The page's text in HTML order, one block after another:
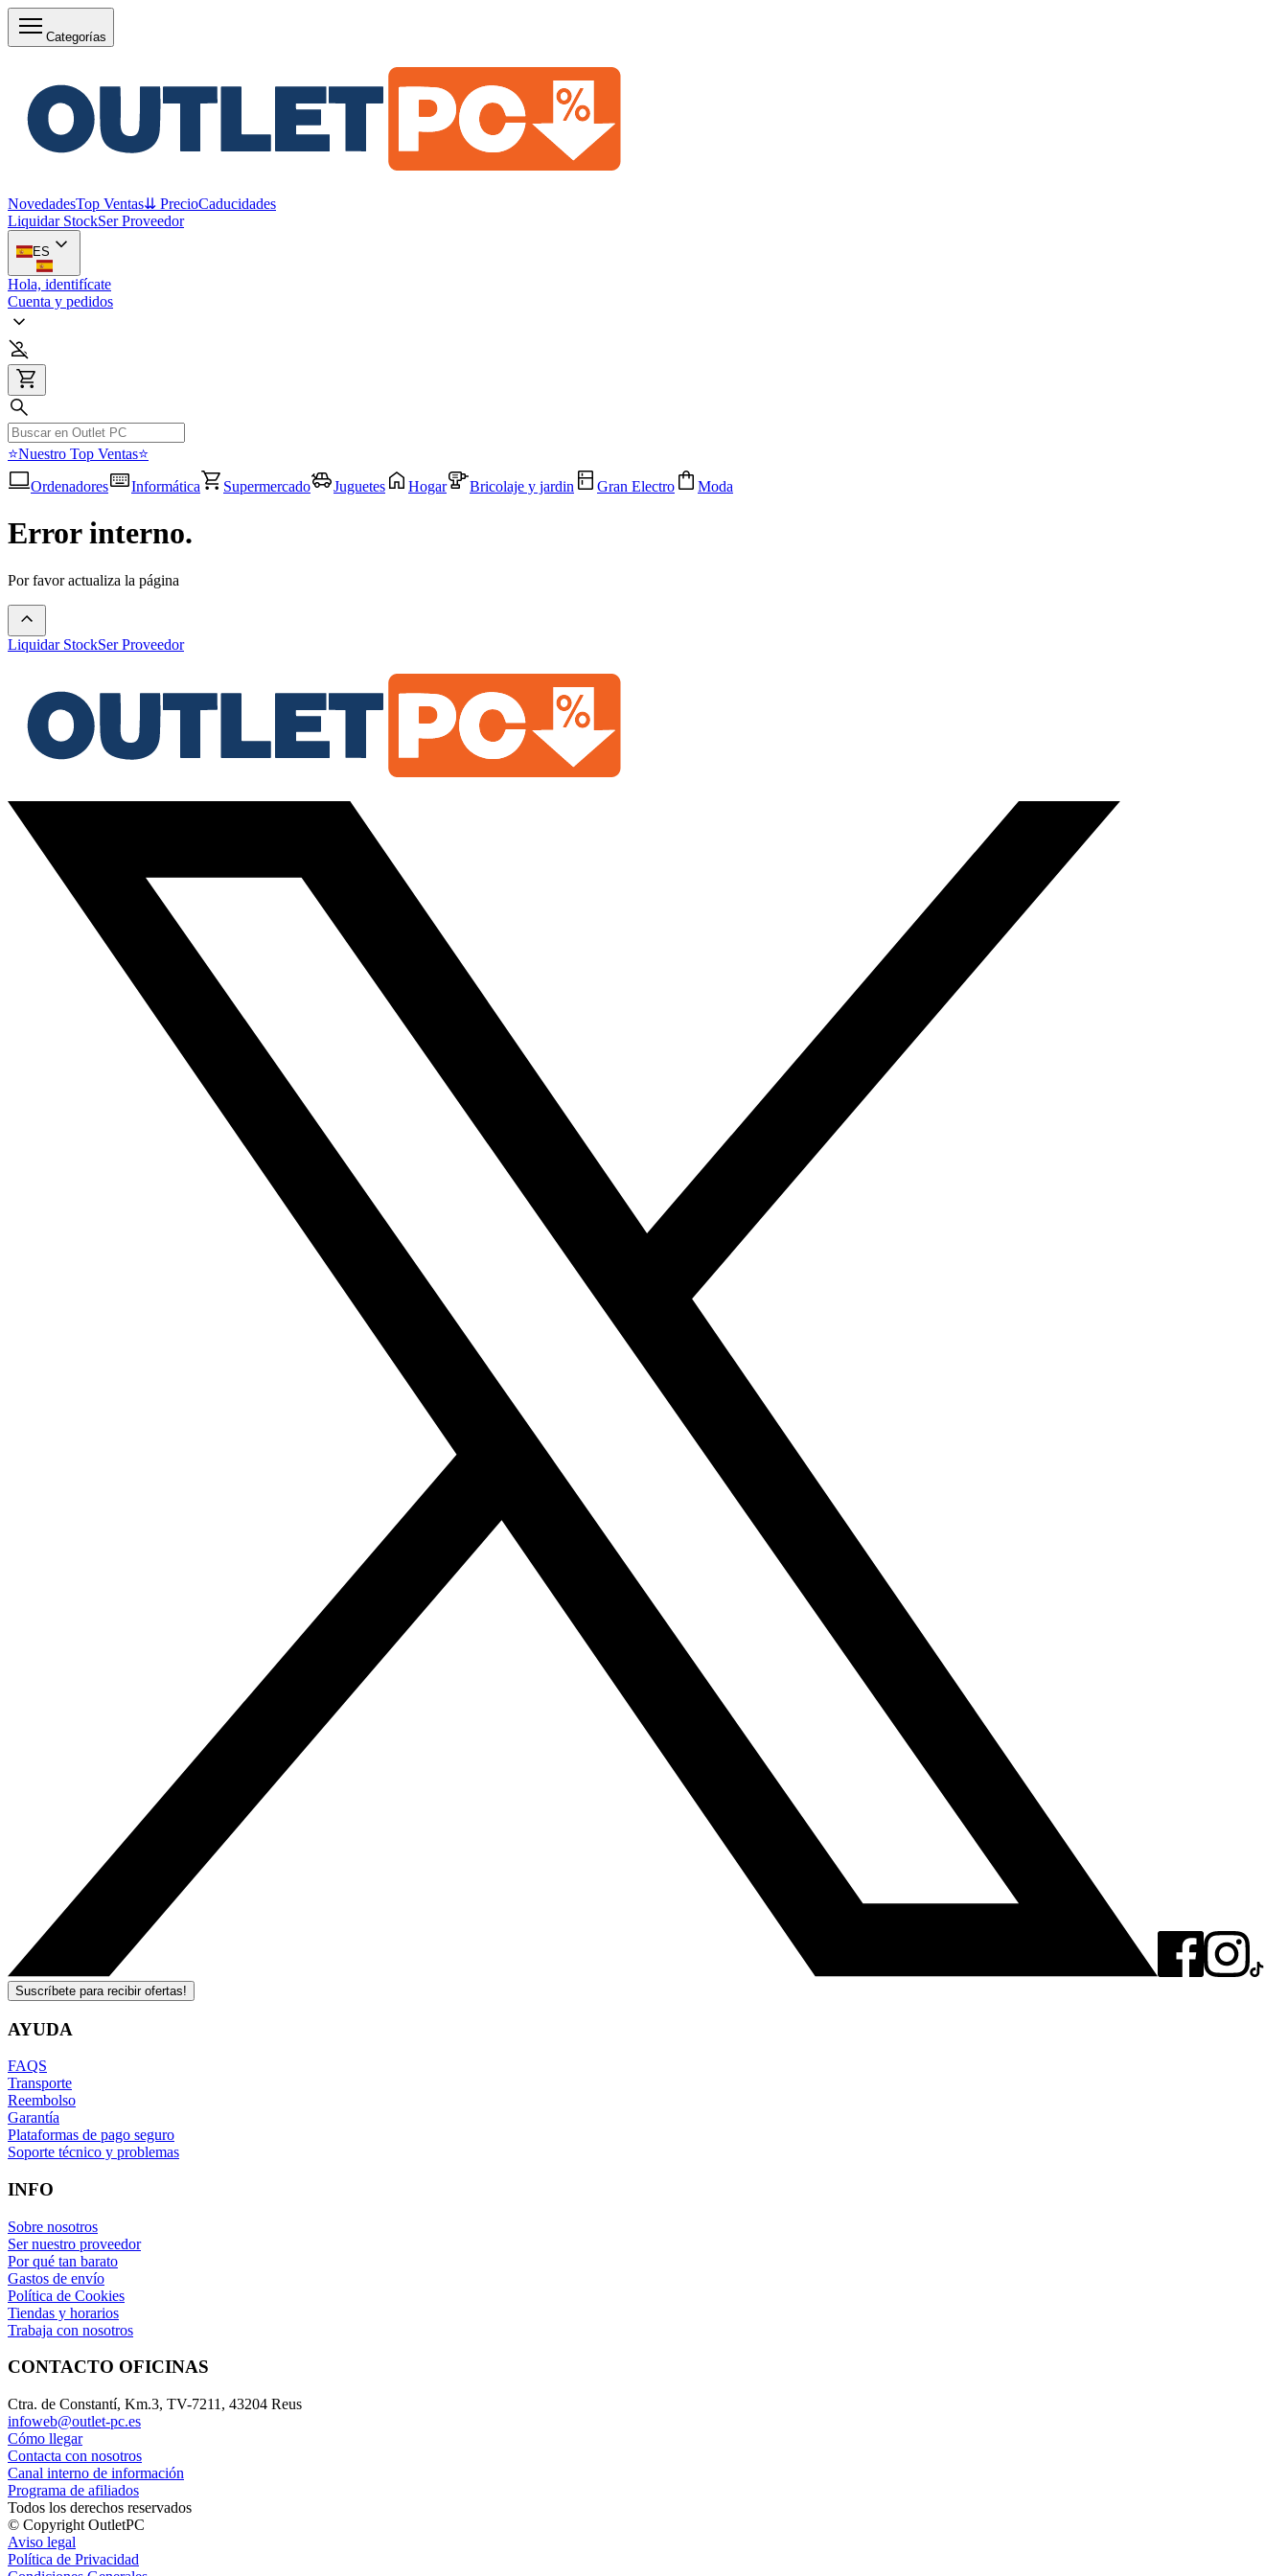
Categorías
NovedadesTop Ventas⇊ PrecioCaducidades
Liquidar StockSer Proveedor
ES
Hola, identifícate
Cuenta y pedidos
⭐Nuestro Top Ventas⭐
Ordenadores
Informática Supermercado Juguetes Hogar Bricolaje y jardin Gran Electro Moda
Error interno.
Por favor actualiza la página
Liquidar StockSer Proveedor
Suscríbete para recibir ofertas!
AYUDA
FAQS
Transporte
Reembolso
Garantía
Plataformas de pago seguro
Soporte técnico y problemas
INFO
Sobre nosotros
Ser nuestro proveedor
Por qué tan barato
Gastos de envío
Política de Cookies
Tiendas y horarios
Trabaja con nosotros
CONTACTO OFICINAS
Ctra. de Constantí, Km.3, TV-7211, 43204 Reus
infoweb@outlet-pc.es
Cómo llegar
Contacta con nosotros
Canal interno de información
Programa de afiliados
Todos los derechos reservados
© Copyright OutletPC
Aviso legal
Política de Privacidad